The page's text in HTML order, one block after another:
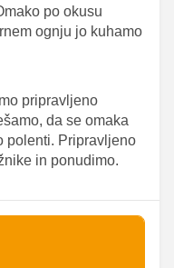
po okusu
ognju jo kuhamo
pripravljeno
da se omaka
polenti. Pripravljeno
in ponudimo.